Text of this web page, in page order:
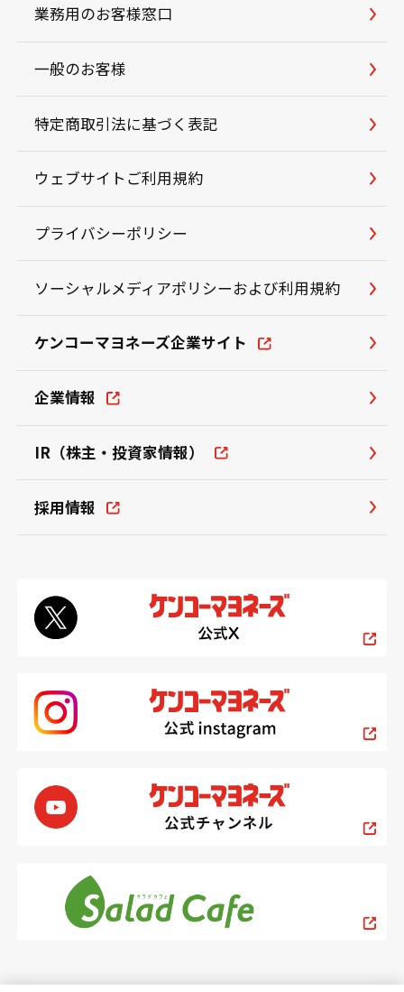
業務用のお客様窓口
一般のお客様
特定商取引法に基づく表記
ウェブサイトご利用規約
プライバシーポリシー
ソーシャルメディアポリシーおよび利用規約
ケンコーマヨネーズ企業サイト
企業情報
IR（株主・投資家情報）
採用情報